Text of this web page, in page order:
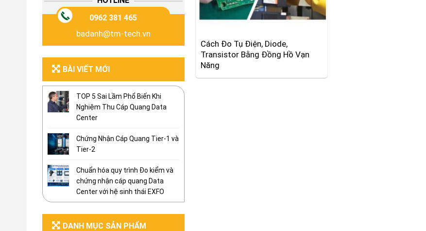
0962 381 465
badanh@tm-tech.vn
BÀI VIẾT MỚI
TOP 5 Sai Lầm Phổ Biến Khi
Nghiệm Thu Cáp Quang Data
Center
Chứng Nhận Cáp Quang Tier-1 và
Tier-2
Chuẩn hóa quy trình Đo kiểm và
chứng nhận cáp quang Data
Center với hệ sinh thái EXFO
DANH MỤC SẢN PHẨM
Cách Đo Tụ Điện, Diode,
Transistor Bằng Đồng Hồ Vạn
Năng